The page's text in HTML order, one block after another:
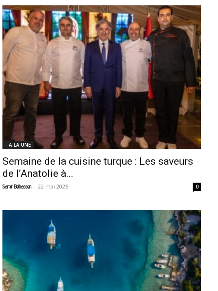
- A LA UNE
Semaine de la cuisine turque : Les saveurs
de l’Anatolie à...
Samir Belhassen - 22 mai 2026 0